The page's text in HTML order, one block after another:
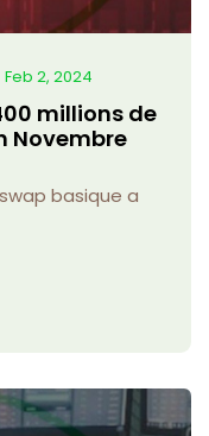
Feb 2, 2024
millions de
Novembre
basique a